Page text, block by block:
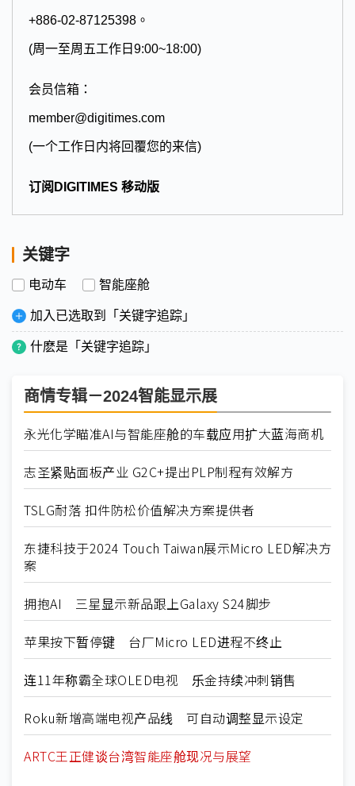
+886-02-87125398。
(周一至周五工作日9:00~18:00)
会员信箱：
member@digitimes.com
(一个工作日内将回覆您的来信)
订阅DIGITIMES 移动版
关键字
电动车 智能座舱
加入已选取到「关键字追踪」
什麽是「关键字追踪」
商情专辑－2024智能显示展
永光化学瞄准AI与智能座舱的车载应用扩大蓝海商机
志圣紧贴面板产业 G2C+提出PLP制程有效解方
TSLG耐落 扣件防松价值解决方案提供者
东捷科技于2024 Touch Taiwan展示Micro LED解决方
案
拥抱AI 三星显示新品跟上Galaxy S24脚步
苹果按下暂停键 台厂Micro LED进程不终止
连11年称霸全球OLED电视 乐金持续冲刺销售
Roku新增高端电视产品线 可自动调整显示设定
ARTC王正健谈台湾智能座舱现况与展望